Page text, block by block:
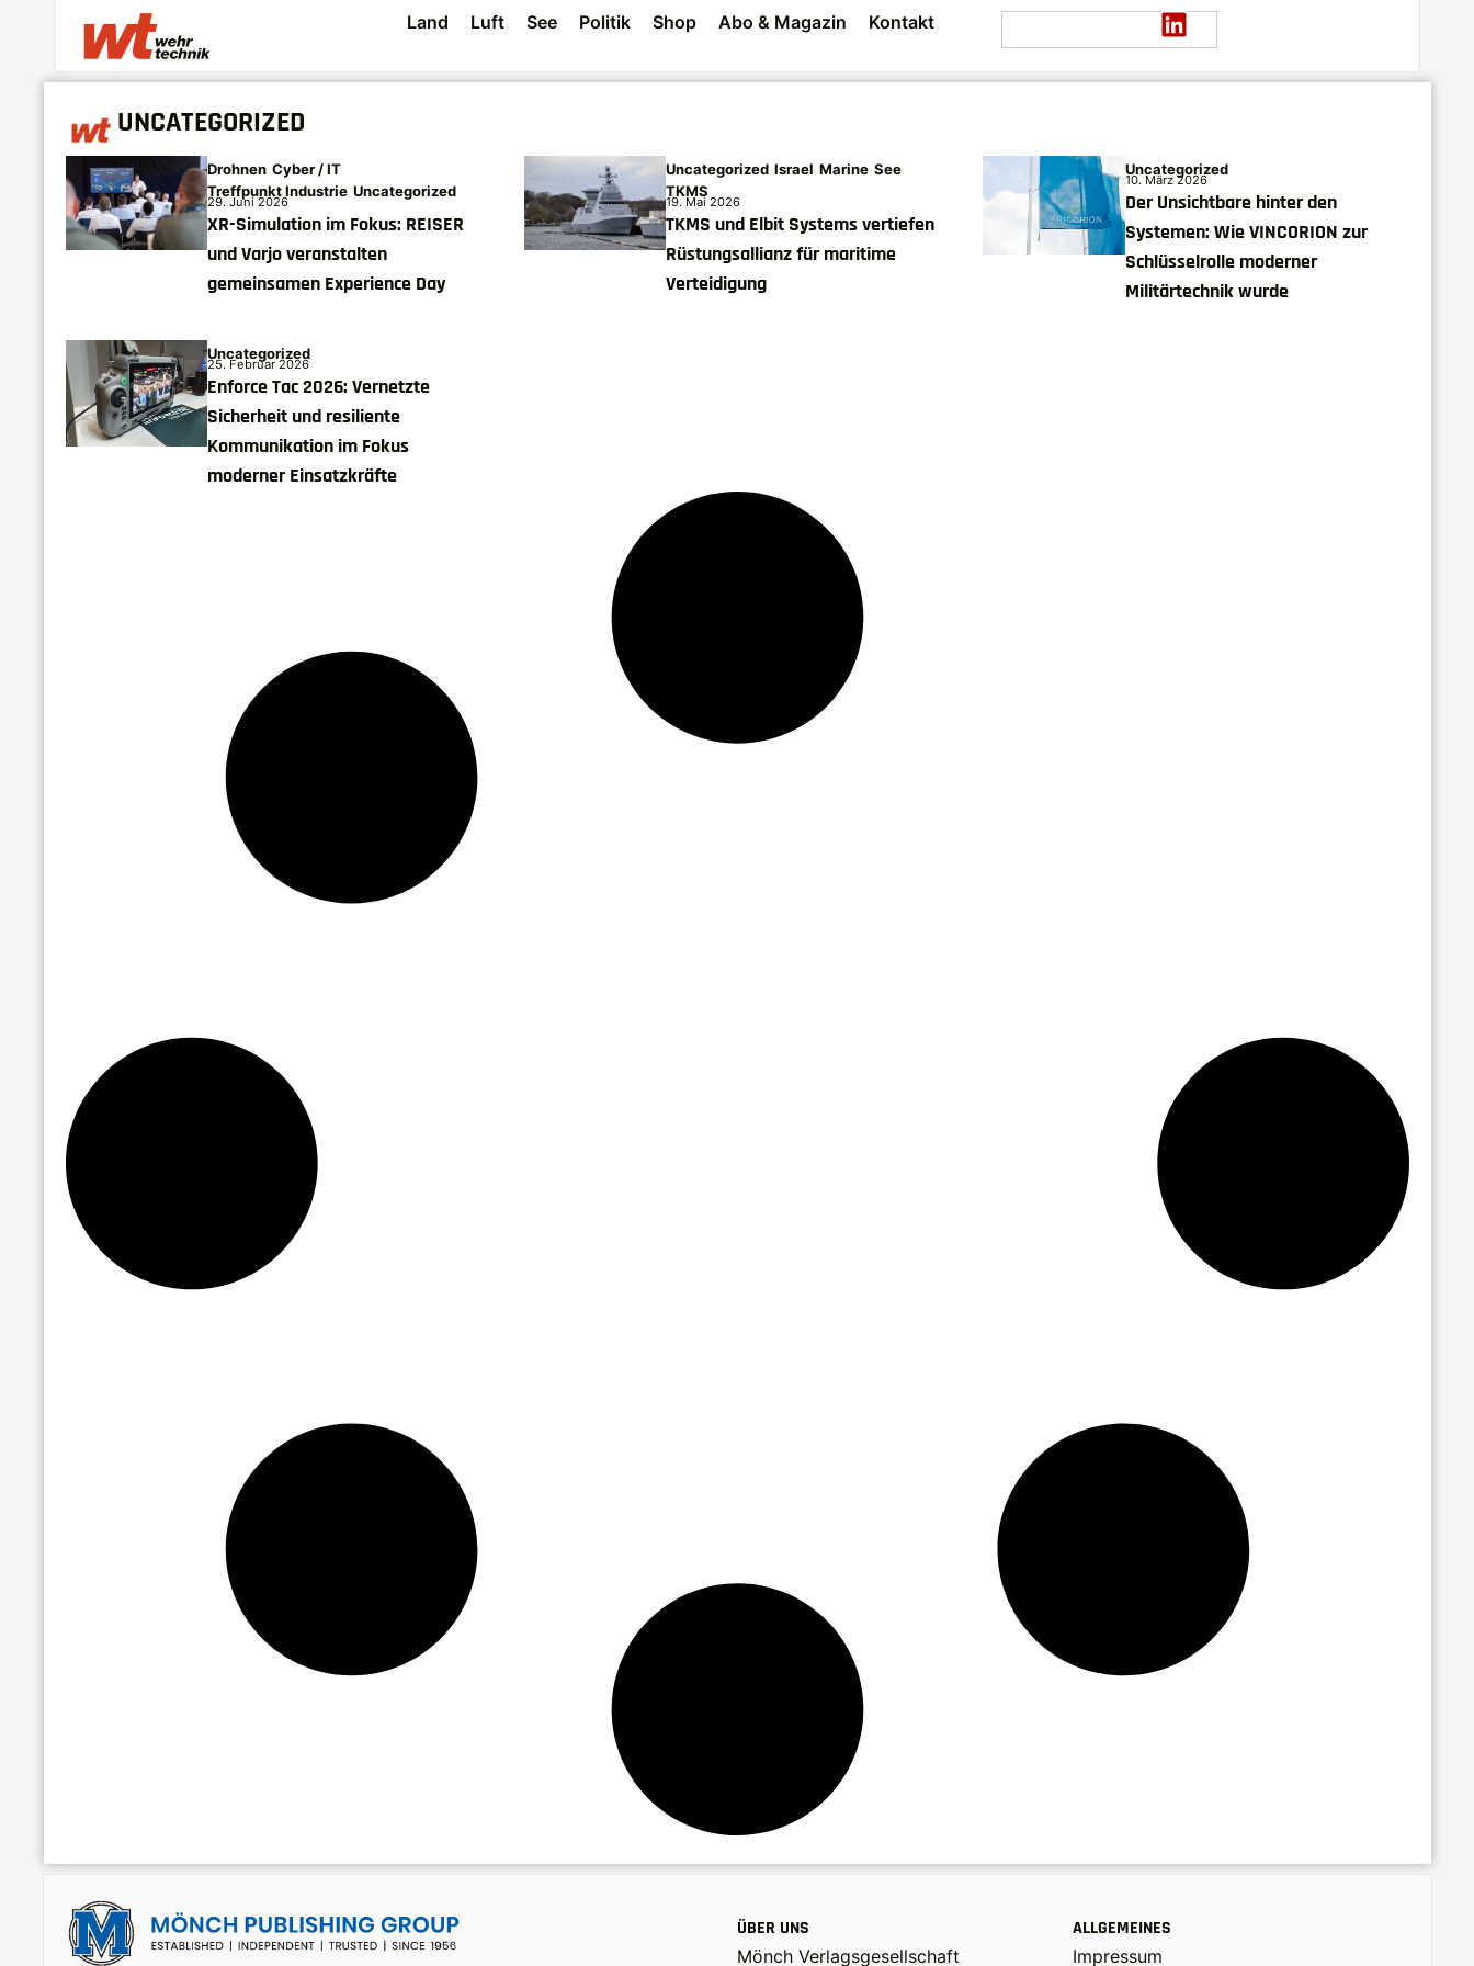
Land Luft See Politik Shop Abo & Magazin Kontakt
UNCATEGORIZED
Drohnen Cyber / IT
Treffpunkt Industrie Uncategorized
29. Juni 2026
XR-Simulation im Fokus: REISER
und Varjo veranstalten
gemeinsamen Experience Day
Uncategorized Israel Marine See
TKMS
19. Mai 2026
TKMS und Elbit Systems vertiefen
Rüstungsallianz für maritime
Verteidigung
Uncategorized
10. März 2026
Der Unsichtbare hinter den
Systemen: Wie VINCORION zur
Schlüsselrolle moderner
Militärtechnik wurde
Uncategorized
25. Februar 2026
Enforce Tac 2026: Vernetzte
Sicherheit und resiliente
Kommunikation im Fokus
moderner Einsatzkräfte
ÜBER UNS
Mönch Verlagsgesellschaft
ALLGEMEINES
Impressum